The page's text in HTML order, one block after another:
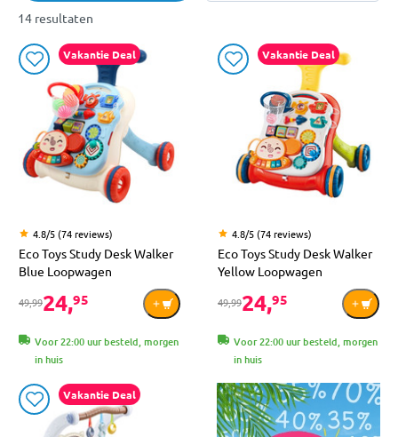
14 resultaten
Vakantie Deal
4.8/5 (74 reviews)
Eco Toys Study Desk Walker
Blue Loopwagen
49,9924,95
Voor 22:00 uur besteld, morgen
in huis
Vakantie Deal
4.8/5 (74 reviews)
Eco Toys Study Desk Walker
Yellow Loopwagen
49,9924,95
Voor 22:00 uur besteld, morgen
in huis
Vakantie Deal